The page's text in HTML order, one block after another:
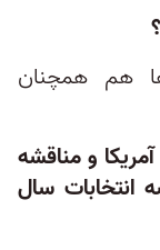
هم همچنان
و مناقشه
انتخابات سال